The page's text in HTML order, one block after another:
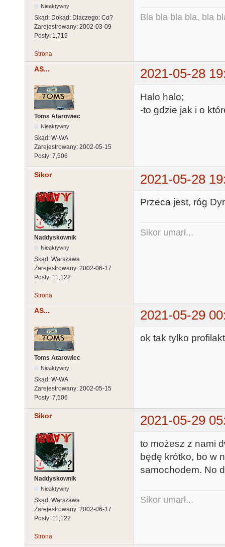
Nieaktywny
Skąd: Dokąd: Dlaczego: Co?
Zarejestrowany: 2002-03-09
Posty: 1,719
Bla bla bla bla, bla
Strona
AS... 2021-05-28
Toms Atarowiec
Nieaktywny
Skąd: W-WA
Zarejestrowany: 2002-05-15
Posty: 7,506
Halo halo;
-to gdzie jak i o
Sikor 2021-05-28
Naddyskownik
Nieaktywny
Skąd: Warszawa
Zarejestrowany: 2002-06-17
Posty: 11,122
Przeca jest, róg
Sikor umarł...
Strona
AS... 2021-05-29
Toms Atarowiec
Nieaktywny
Skąd: W-WA
Zarejestrowany: 2002-05-15
Posty: 7,506
ok tak tylko
Sikor 2021-05-29
Naddyskownik
Nieaktywny
Skąd: Warszawa
Zarejestrowany: 2002-06-17
Posty: 11,122
to możesz z nami
będę krótko, bo w
samochodem. No
Sikor umarł...
Strona